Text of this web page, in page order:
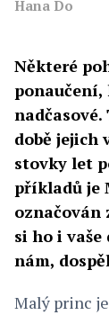
Hana Do
Některé
ponaučení,
době jejich
stovky let
příkladů je
označován
si ho i
nám,
Malý princ